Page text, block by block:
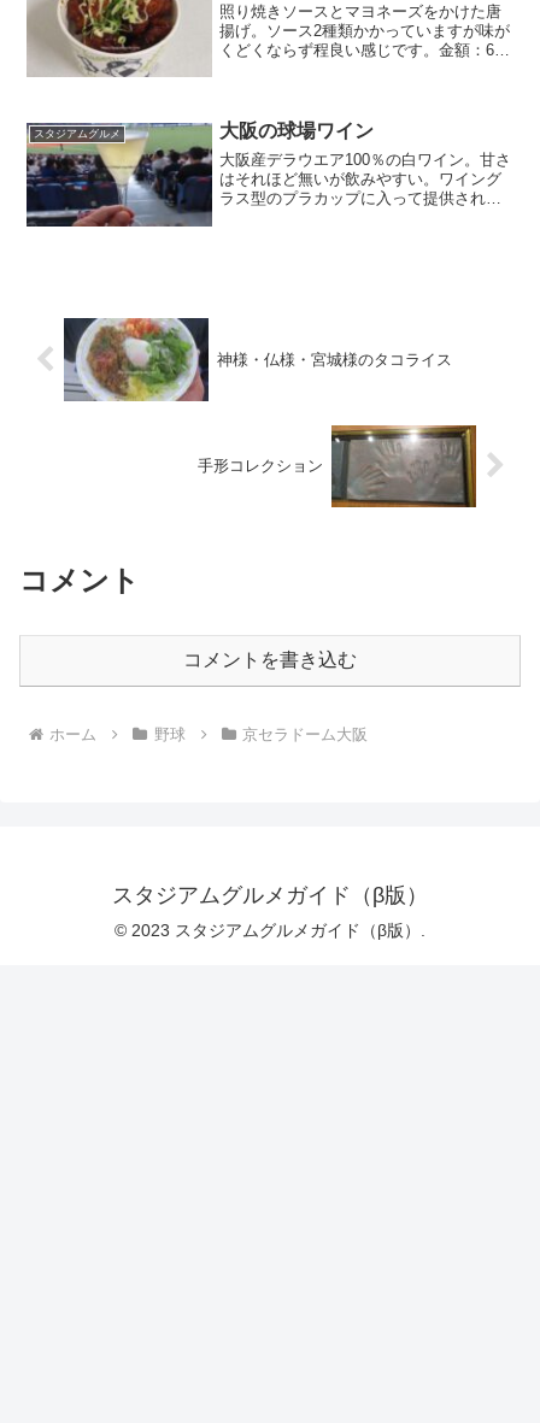
照り焼きソースとマヨネーズをかけた唐
揚げ。ソース2種類かかっていますが味が
くどくならず程良い感じです。金額：650
スタジアムグルメ 大阪の球場ワイン
大阪産デラウエア100％の白ワイン。甘さ
はそれほど無いが飲みやすい。ワイング
ラス型のプラカップに入って提供される
神様・仏様・宮城様のタコライス
手形コレクション
コメント
コメントを書き込む
ホーム 野球 京セラドーム大阪
スタジアムグルメガイド（β版）
© 2023 スタジアムグルメガイド（β版）.